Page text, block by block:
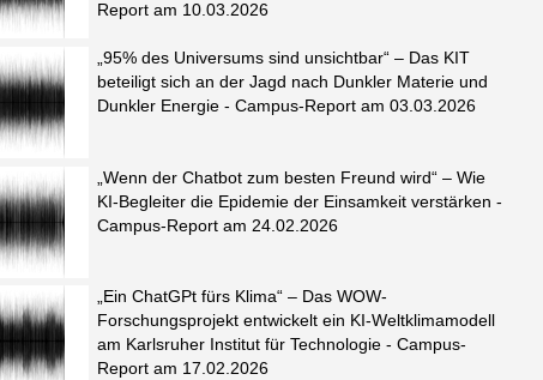
Report am 10.03.2026
„95% des Universums sind unsichtbar“ – Das KIT
beteiligt sich an der Jagd nach Dunkler Materie und
Dunkler Energie - Campus-Report am 03.03.2026
„Wenn der Chatbot zum besten Freund wird“ – Wie
KI-Begleiter die Epidemie der Einsamkeit verstärken -
Campus-Report am 24.02.2026
„Ein ChatGPt fürs Klima“ – Das WOW-
Forschungsprojekt entwickelt ein KI-Weltklimamodell
am Karlsruher Institut für Technologie - Campus-
Report am 17.02.2026